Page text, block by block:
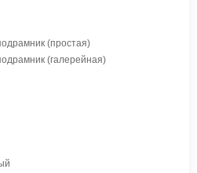
(простая)
(галерейная)